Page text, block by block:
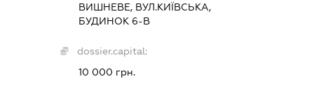
ВИШНЕВЕ, ВУЛ.КИЇВСЬКА,
БУДИНОК 6-В
dossier.capital:
10 000 грн.